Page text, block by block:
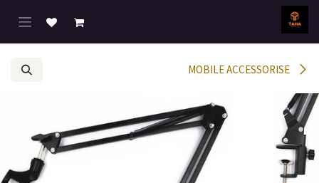
تخطي للذهاب إلى المحتوى